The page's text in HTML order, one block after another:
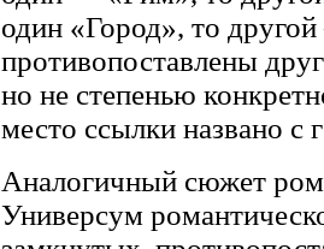
один «Город», то
противопоставлены
но не степенью
место ссылки названо с
Аналогичный сюжет
Универсум